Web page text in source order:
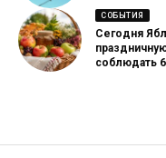
СОБЫТИЯ
Сегодня
соблюдать 6